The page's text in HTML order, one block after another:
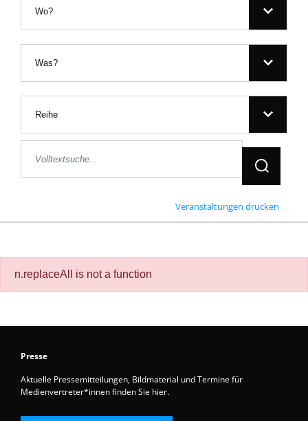
Wo?
Was?
Reihe
Jetzt
Veranstaltungen drucken
n.replaceAll is not a function
Presse
Aktuelle Pressemitteilungen, Bildmaterial und Termine für
Medienvertreter*innen finden Sie hier.